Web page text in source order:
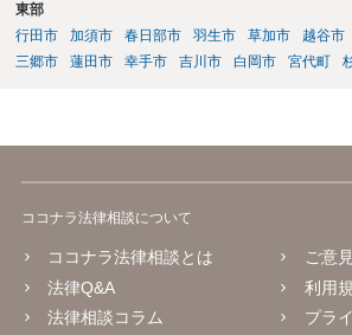
東部
行田市
加須市 春日部市 羽生市 草加市 越谷市
三郷市
蓮田市 幸手市 吉川市 白岡市 宮代町
ココナラ法律相談について
ココナラ法律相談とは
法律Q&A
法律相談コラム
ご意
利用
プラ